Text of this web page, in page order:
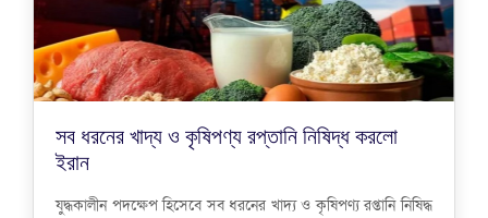
সব ধরনের খাদ্য ও কৃষিপণ্য রপ্তানি নিষিদ্ধ করলো
ইরান
যুদ্ধকালীন পদক্ষেপ হিসেবে সব ধরনের খাদ্য ও কৃষিপণ্য রপ্তানি নিষিদ্ধ